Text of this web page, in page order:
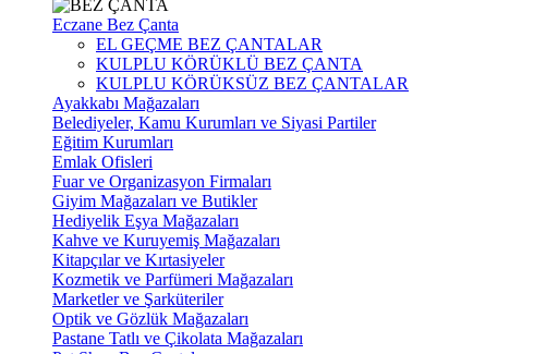
Eczane Bez Çanta
EL GEÇME BEZ ÇANTALAR
KULPLU KÖRÜKLÜ BEZ ÇANTA
KULPLU KÖRÜKSÜZ BEZ ÇANTALAR
Ayakkabı Mağazaları
Belediyeler, Kamu Kurumları ve Siyasi Partiler
Eğitim Kurumları
Emlak Ofisleri
Fuar ve Organizasyon Firmaları
Giyim Mağazaları ve Butikler
Hediyelik Eşya Mağazaları
Kahve ve Kuruyemiş Mağazaları
Kitapçılar ve Kırtasiyeler
Kozmetik ve Parfümeri Mağazaları
Marketler ve Şarküteriler
Optik ve Gözlük Mağazaları
Pastane Tatlı ve Çikolata Mağazaları